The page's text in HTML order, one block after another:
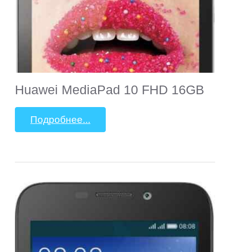
Huawei MediaPad 10 FHD 16GB
Подробнее...